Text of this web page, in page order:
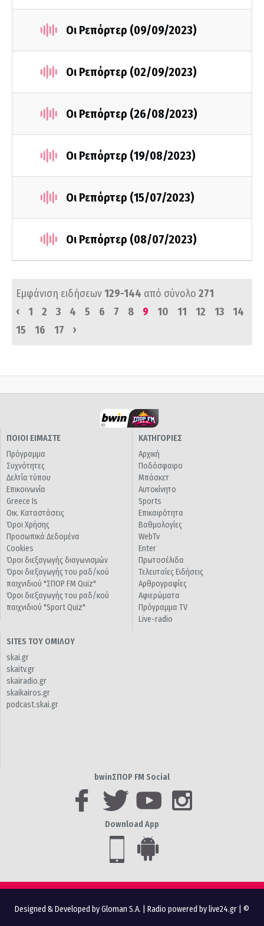
Οι Ρεπόρτερ (09/09/2023)
Οι Ρεπόρτερ (02/09/2023)
Οι Ρεπόρτερ (26/08/2023)
Οι Ρεπόρτερ (19/08/2023)
Οι Ρεπόρτερ (15/07/2023)
Οι Ρεπόρτερ (08/07/2023)
Εμφάνιση ειδήσεων129-144 από σύνολο 271
‹
1 2 3 4 5 6 7 8 9 10 11 12 13
14
15
16 17 ›
ΠΟΙΟΙ ΕΙΜΑΣΤΕ
Πρόγραμμα
Συχνότητες
Δελτία τύπου
Επικοινωνία
Greece Is
Οικ. Καταστάσεις
Όροι Χρήσης
Προσωπικά Δεδομένα
Cookies
Όροι διεξαγωγής διαγωνισμών
Όροι διεξαγωγής του ραδ/κού
παιχνιδιού "ΣΠΟΡ FM Quiz"
Όροι διεξαγωγής του ραδ/κού
παιχνιδιού "Sport Quiz"
ΚΑΤΗΓΟΡΙΕΣ
Αρχική
Ποδόσφαιρο
Μπάσκετ
Αυτοκίνητο
Sports
Επικαιρότητα
Βαθμολογίες
WebTv
Enter
Πρωτοσέλιδα
Τελευταίες Ειδήσεις
Αρθρογραφίες
Αφιερώματα
Πρόγραμμα TV
Live-radio
SITES ΤΟΥ ΟΜΙΛΟΥ
skai.gr
skaitv.gr
skairadio.gr
skaikairos.gr
podcast.skai.gr
bwinΣΠΟΡ FM Social
Download App
Designed & Developed by Gloman S.A. Radio powered by live24.gr | ©